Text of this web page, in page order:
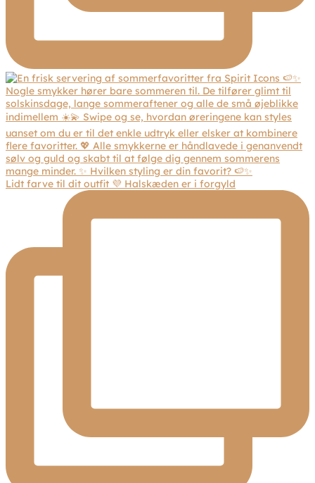
Lidt farve til dit outfit 💜 Halskæden er i forgyld